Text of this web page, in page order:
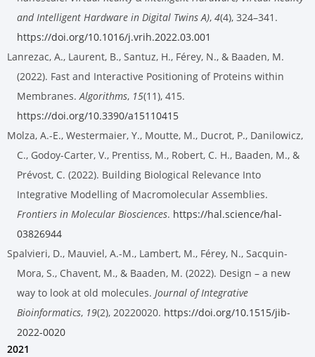
and Intelligent Hardware in Digital Twins A), 4(4), 324–341.
https://doi.org/10.1016/j.vrih.2022.03.001
Lanrezac, A., Laurent, B., Santuz, H., Férey, N., & Baaden, M.
(2022). Fast and Interactive Positioning of Proteins within
Membranes.Algorithms, 15(11), 415.
https://doi.org/10.3390/a15110415
Molza, A.-E., Westermaier, Y., Moutte, M., Ducrot, P., Danilowicz,
C., Godoy-Carter, V., Prentiss, M., Robert, C. H., Baaden, M., &
Prévost, C. (2022). Building Biological Relevance Into
Integrative Modelling of Macromolecular Assemblies.
Frontiers in Molecular Biosciences. https://hal.science/hal-
03826944
Spalvieri, D., Mauviel, A.-M., Lambert, M., Férey, N., Sacquin-
Mora, S., Chavent, M., & Baaden, M. (2022). Design – a new
way to look at old molecules. Journal of Integrative
Bioinformatics, 19(2), 20220020. https://doi.org/10.1515/jib-
2022-0020
2021